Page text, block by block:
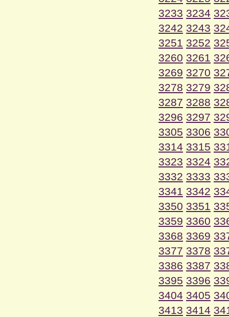
3233 3234
3242 3243
3251 3252
3260 3261
3269 3270
3278 3279
3287 3288
3296 3297
3305 3306
3314 3315
3323 3324
3332 3333
3341 3342
3350 3351
3359 3360
3368 3369
3377 3378
3386 3387
3395 3396
3404 3405
3413 3414